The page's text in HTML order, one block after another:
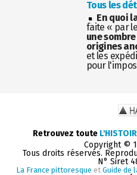
Tous les
En quoi
faite « par
une
origines
et les
pour
Retrouvez toute
Copyright ©
Tous droits réservés.
N° Siret
La France pittoresque et Guide de